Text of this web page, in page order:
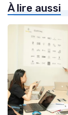
À lire aussi